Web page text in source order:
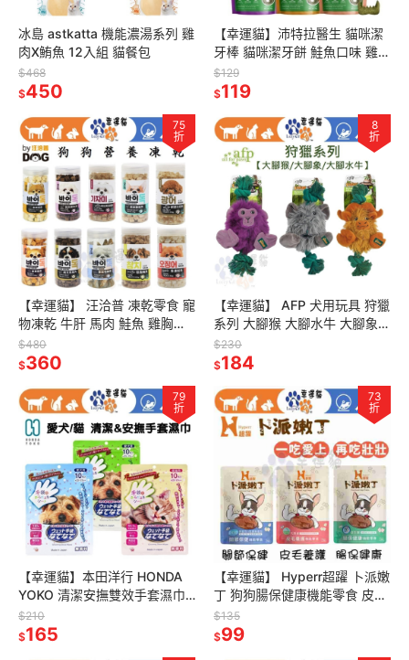
冰島 astkatta 機能濃湯系列 雞
肉X鮪魚 12入組 貓餐包
$468
$450
【幸運貓】沛特拉醫生 貓咪潔
牙棒 貓咪潔牙餅 鮭魚口味 雞肉
口味 鮪魚口味 貓咪零食 潔牙骨
$129
$119
75
折
【幸運貓】 汪洽普 凍乾零食 寵
物凍乾 牛肝 馬肉 鮭魚 雞胸肉
爆蛋毛鱗魚 鱈魚 比目魚 蝶魚
魷魚
$480
$360
8
折
【幸運貓】 AFP 犬用玩具 狩獵
系列 大腳猴 大腳水牛 大腳象
狗玩具 寵物玩具
$230
$184
79
折
【幸運貓】本田洋行 HONDA
YOKO 清潔安撫雙效手套濕巾
10入 貓用 犬用 無香 濕紙巾 濕
巾 日本原裝進口
$210
$165
73
折
【幸運貓】 Hyperr超躍 卜派嫩
丁 狗狗腸保健康機能零食 皮毛
養護機能零食 關節保健機能零
食
$135
$99